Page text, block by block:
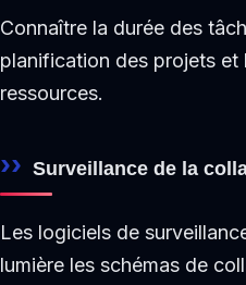
Connaître la durée des
planification des projets et
ressources.
Surveillance de la
Les logiciels de
lumière les schémas de